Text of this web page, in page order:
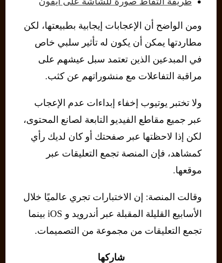
ومن الواضح أن الإعجابات إيجابية بطبيعتها، لكن
مطاردتها يمكن أن يكون له تأثير سلبي خاص
في المبدعين الذين تعتمد سبل عيشهم على
مراقبة التفاعلات مع منشوراتهم عن كثب.
ولا تختبر يوتيوب إخفاء إبداءات عدم الإعجاب
عبر جميع مقاطع الفيديو التابعة لصانع المحتوى،
لكن إذا لاحظتها عبر صفحتك أو كان لديك رأي
كمشاهد، فإن المنصة تجمع التعليقات عبر
موقعها.
وقالت المنصة: إن الاختبارات تجري عالميًا خلال
الأسابيع القليلة المقبلة عبر أندرويد و iOS بينما
تجمع التعليقات من مجموعة من التصميمات.
شاركها